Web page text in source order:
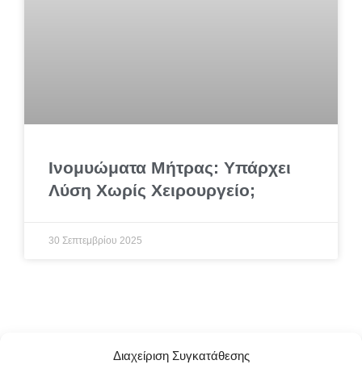
Διαχείριση Συγκατάθεσης
Ινομυώματα Μήτρας: Υπάρχει
Λύση Χωρίς Χειρουργείο;
30 Σεπτεμβρίου 2025